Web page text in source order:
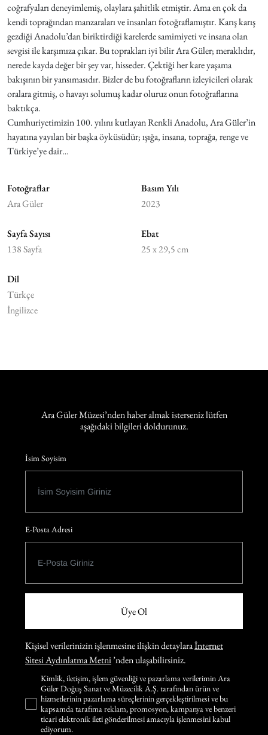
coğrafyaları deneyimlemiş, olaylara şahitlik etmiştir. Ama en çok da
kendi toprağından manzaraları ve insanları fotoğraflamıştır. Karış karış
gezdiği Anadolu’dan biriktirdiği karelerde samimiyeti ve insana olan
sevgisi ile karşımıza çıkar. Bu toprakları iyi bilir Ara Güler; meraklıdır,
nerede kayda değer bir şey var, hisseder. Çektiği her kare yaşama
bakışının bir yansımasıdır. Bizler de bu fotoğrafların izleyicileri olarak
oralara gitmiş, o havayı solumuş kadar oluruz onun fotoğraflarına
baktıkça.
Cumhuriyetimizin 100. yılını kutlayan Renkli Anadolu, Ara Güler’in
hayatına yayılan bir başka öyküsüdür; ışığa, insana, toprağa, renge ve
Türkiye’ye dair…
Fotoğraflar
Ara Güler
Basım Yılı
2023
Sayfa Sayısı
138 Sayfa
Ebat
25 x 29,5 cm
Dil
Türkçe
İngilizce
Ara Güler Müzesi’nden haber almak isterseniz lütfen
aşağıdaki bilgileri doldurunuz.
İsim Soyisim
E-Posta Adresi
Üye Ol
Kişisel verilerinizin işlenmesine ilişkin detaylaraİnternet
Sitesi Aydınlatma Metni’nden ulaşabilirsiniz.
Kimlik, iletişim, işlem güvenliği ve pazarlama verilerimin Ara
Güler Doğuş Sanat ve Müzecilik A.Ş. tarafından ürün ve
hizmetlerinin pazarlama süreçlerinin gerçekleştirilmesi ve bu
kapsamda tarafıma reklam, promosyon, kampanya ve benzeri
ticari elektronik ileti gönderilmesi amacıyla işlenmesini kabul
ediyorum.